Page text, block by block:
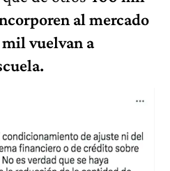
al mercado
vuelvan a